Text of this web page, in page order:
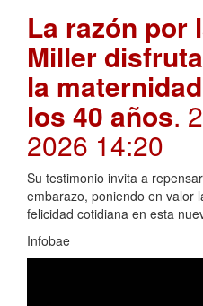
La razón por
Miller
la
los 40 años.
2026 14:20
Su testimonio invita a
embarazo, poniendo en valor
felicidad cotidiana en esta
Infobae